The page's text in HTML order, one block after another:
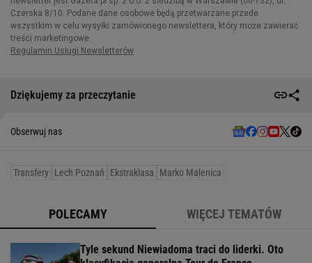
Dziękujemy za przeczytanie
Obserwuj nas
Transfery Lech Poznań Ekstraklasa Marko Malenica
POLECAMY WIĘCEJ TEMATÓW
Tyle sekund Niewiadoma traci do liderki. Oto